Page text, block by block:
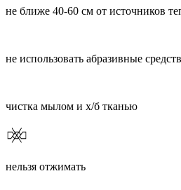
не ближе 40-60 см от источников
не использовать абразивные
чистка мылом и х/б тканью
нельзя отжимать